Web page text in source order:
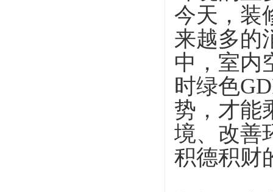
今天，装
来越多的
中，室内
时绿色
势，才能
境、改善
积德积财